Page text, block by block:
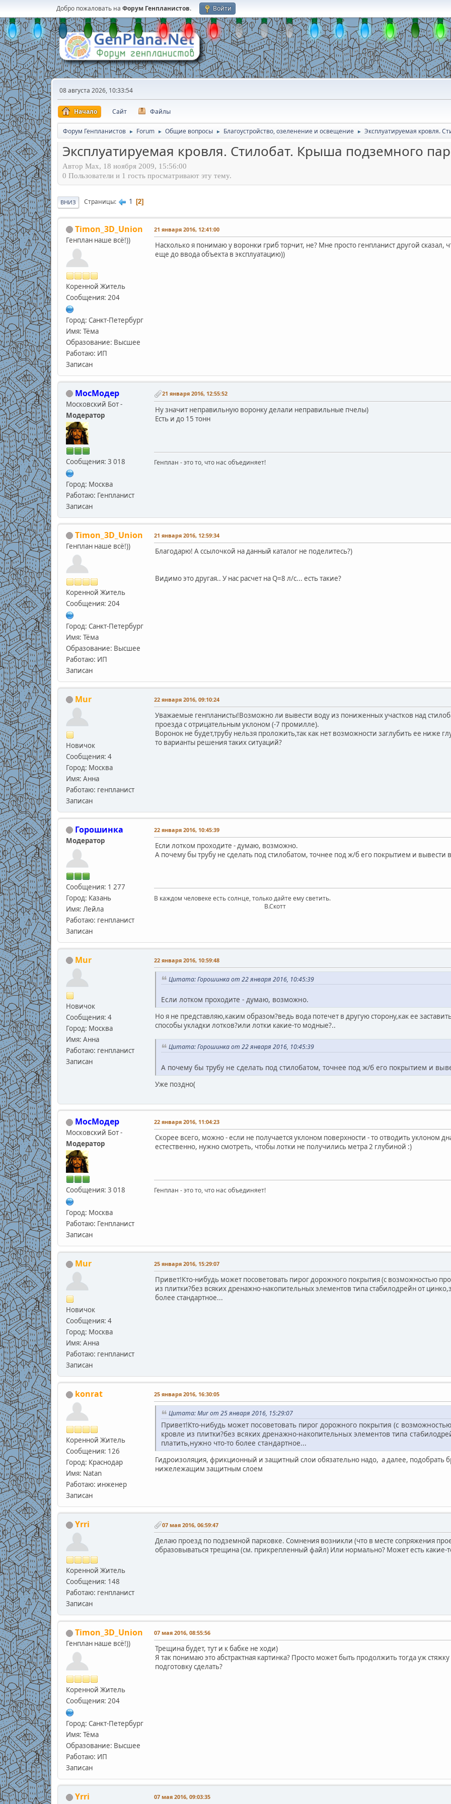
Добро пожаловать на Форум Генпланистов. Войти
08 августа 2026, 10:33:54
Начало Сайт Файлы
Форум Генпланистов ► Forum ► Общие вопросы ► Благоустройство, озеленение и освещение ► Эксплуатируемая кровля.
Эксплуатируемая кровля. Стилобат. Крыша подземного
Автор Max, 18 ноября 2009, 15:56:00
0 Пользователи и 1 гость просматривают эту тему.
ВНИЗ Страницы 1 2
Timon_3D_Union
Генплан наше всё!))
Коренной Житель
Сообщения: 204
Город: Санкт-Петербург
Имя: Тёма
Образование: Высшее
Работаю: ИП
Записан
21 января 2016, 12:41:00
Насколько я понимаю у воронки гриб торчит, не? Мне просто генпланист другой
еще до ввода объекта в эксплуатацию))
МосМодер
Московский Бот -
Модератор
Сообщения: 3 018
Город: Москва
Работаю: Генпланист
Записан
21 января 2016, 12:55:52
Ну значит неправильную воронку делали неправильные пчелы)
Есть и до 15 тонн
Генплан - это то, что нас объединяет!
Timon_3D_Union
Генплан наше всё!))
Коренной Житель
Сообщения: 204
Город: Санкт-Петербург
Имя: Тёма
Образование: Высшее
Работаю: ИП
Записан
21 января 2016, 12:59:34
Благодарю! А ссылочкой на данный каталог не поделитесь?)
Видимо это другая.. У нас расчет на Q=8 л/с... есть такие?
Mur
Новичок
Сообщения: 4
Город: Москва
Имя: Анна
Работаю: генпланист
Записан
22 января 2016, 09:10:24
Уважаемые генпланисты!Возможно ли вывести воду из пониженных участков над
проезда с отрицательным уклоном (-7 промилле).
Воронок не будет,трубу нельзя проложить,так как нет возможности заглубить ее ниже
то варианты решения таких ситуаций?
Горошинка
Модератор
Сообщения: 1 277
Город: Казань
Имя: Лейла
Работаю: генпланист
Записан
22 января 2016, 10:45:39
Если лотком проходите - думаю, возможно.
А почему бы трубу не сделать под стилобатом, точнее под ж/б его покрытием и вывести
В каждом человеке есть солнце, только дайте ему светить.
В.Скотт
Mur
Новичок
Сообщения: 4
Город: Москва
Имя: Анна
Работаю: генпланист
Записан
22 января 2016, 10:59:48
Цитата: Горошинка от 22 января 2016, 10:45:39
Если лотком проходите - думаю, возможно.
Но я не представляю,каким образом?ведь вода потечет в другую сторону,как ее
способы укладки лотков?или лотки какие-то модные?..
Цитата: Горошинка от 22 января 2016, 10:45:39
А почему бы трубу не сделать под стилобатом, точнее под ж/б его покрытием и
Уже поздно(
МосМодер
Московский Бот -
Модератор
Сообщения: 3 018
Город: Москва
Работаю: Генпланист
Записан
22 января 2016, 11:04:23
Скорее всего, можно - если не получается уклоном поверхности - то отводить уклоном
естественно, нужно смотреть, чтобы лотки не получились метра 2 глубиной :)
Генплан - это то, что нас объединяет!
Mur
Новичок
Сообщения: 4
Город: Москва
Имя: Анна
Работаю: генпланист
Записан
25 января 2016, 15:29:07
Привет!Кто-нибудь может посоветовать пирог дорожного покрытия (с возможностью
из плитки?без всяких дренажно-накопительных элементов типа стабилодрейн от
более стандартное...
konrat
Коренной Житель
Сообщения: 126
Город: Краснодар
Имя: Natan
Работаю: инженер
Записан
25 января 2016, 16:30:05
Цитата: Mur от 25 января 2016, 15:29:07
Привет!Кто-нибудь может посоветовать пирог дорожного покрытия (с
кровле из плитки?без всяких дренажно-накопительных элементов типа
платить,нужно что-то более стандартное...
Гидроизоляция, фрикционный и защитный слои обязательно надо, а далее, подобрать
нижележащим защитным слоем
Yrri
Коренной Житель
Сообщения: 148
Работаю: генпланист
Записан
07 мая 2016, 06:59:47
Делаю проезд по подземной парковке. Сомнения возникли (что в месте сопряжения
образовываться трещина (см. прикрепленный файл) Или нормально? Может есть какие-
Timon_3D_Union
Генплан наше всё!))
Коренной Житель
Сообщения: 204
Город: Санкт-Петербург
Имя: Тёма
Образование: Высшее
Работаю: ИП
Записан
07 мая 2016, 08:55:56
Трещина будет, тут и к бабке не ходи)
Я так понимаю это абстрактная картинка? Просто может быть продолжить тогда уж
подготовку сделать?
Yrri 07 мая 2016, 09:03:35